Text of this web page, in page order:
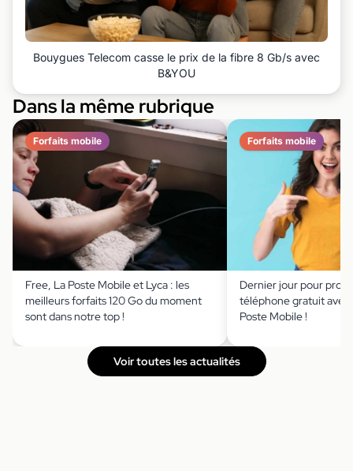
Bouygues Telecom casse le prix de la fibre 8 Gb/s avec
B&YOU
Dans la même rubrique
Forfaits mobile
Free, La Poste Mobile et Lyca : les
meilleurs forfaits 120 Go du moment
sont dans notre top !
Forfaits mobile
Dernier jour pour
téléphone gratuit
Poste Mobile !
Voir toutes les actualités